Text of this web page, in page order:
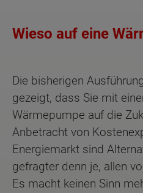
Wieso auf eine
Die bisherigen
gezeigt, dass Sie mit
Wärmepumpe auf die
Anbetracht von
Energiemarkt sind
gefragter denn je, allen
Es macht keinen Sinn